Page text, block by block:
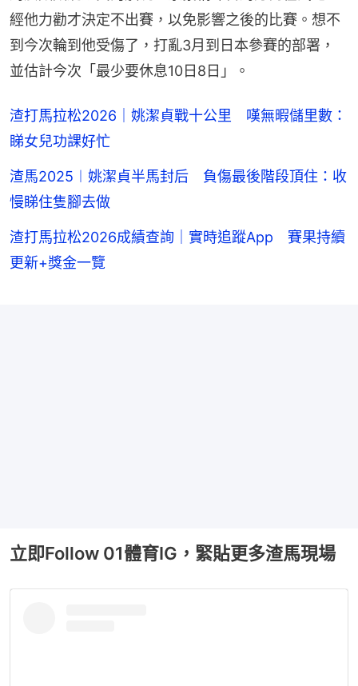
經他力勸才決定不出賽，以免影響之後的比賽。想不
到今次輪到他受傷了，打亂3月到日本參賽的部署，
並估計今次「最少要休息10日8日」。
渣打馬拉松2026｜姚潔貞戰十公里 嘆無暇儲里數：
睇女兒功課好忙
渣馬2025︱姚潔貞半馬封后 負傷最後階段頂住：收
慢睇住隻腳去做
渣打馬拉松2026成績查詢｜實時追蹤App 賽果持續
更新+獎金一覽
立即Follow 01體育IG，緊貼更多渣馬現場